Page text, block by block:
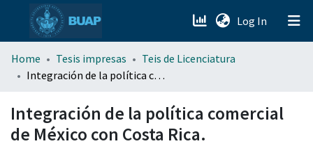
Log In (current)
menu.section.about_menu
Home Tesis impresas
Teis de Licenciatura
Integración de la política comercial de México con Costa Rica.
Integración de la política comercial
de México con Costa Rica.